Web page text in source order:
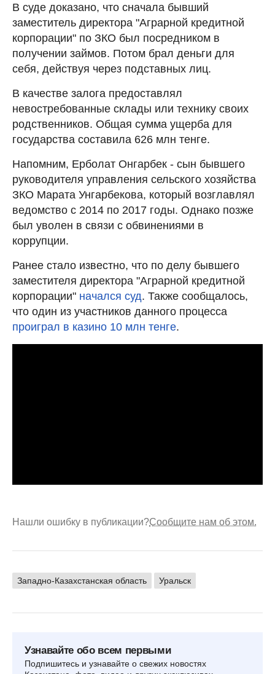
В суде доказано, что сначала бывший
заместитель директора "Аграрной кредитной
корпорации" по ЗКО был посредником в
получении займов. Потом брал деньги для
себя, действуя через подставных лиц.
В качестве залога предоставлял
невостребованные склады или технику своих
родственников. Общая сумма ущерба для
государства составила 626 млн тенге.
Напомним, Ерболат Онгарбек - сын бывшего
руководителя управления сельского хозяйства
ЗКО Марата Унгарбекова, который возглавлял
ведомство с 2014 по 2017 годы. Однако позже
был уволен в связи с обвинениями в
коррупции.
Ранее стало известно, что по делу бывшего
заместителя директора "Аграрной кредитной
корпорации" начался суд. Также сообщалось,
что один из участников данного процесса
проиграл в казино 10 млн тенге.
Нашли ошибку в публикации?Сообщите нам об этом.
Западно-Казахстанская область Уральск
Узнавайте обо всем первыми
Подпишитесь и узнавайте о свежих новостях